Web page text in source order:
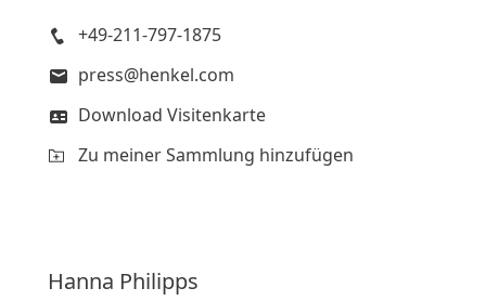
+49-211-797-1875
press@henkel.com
Download Visitenkarte
Zu meiner Sammlung hinzufügen
Hanna Philipps